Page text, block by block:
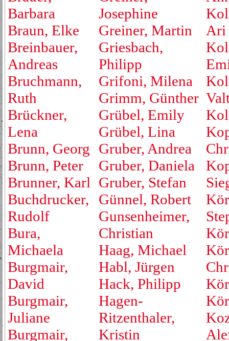
Barbara
Braun, Elke
Breinbauer,
Andreas
Bruchmann,
Ruth
Brückner,
Lena
Brunn, Georg
Brunn, Peter
Brunner, Karl
Buchdrucker,
Rudolf
Bura,
Michaela
Burgmair,
David
Burgmair,
Juliane
Burgmair,
Josephine
Greiner, Martin
Griesbach,
Philipp
Grifoni, Milena
Grimm, Günther
Grübel, Emily
Grübel, Lina
Gruber, Andrea
Gruber, Daniela
Gruber, Stefan
Günnel, Robert
Gunsenheimer,
Christian
Haag, Michael
Habl, Jürgen
Hack, Philipp
Hagen-
Ritzenthaler,
Kristin
Ari